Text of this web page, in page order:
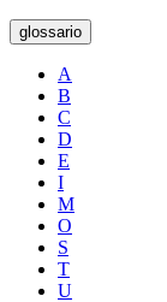
glossario
A
B
C
D
E
I
M
O
S
T
U